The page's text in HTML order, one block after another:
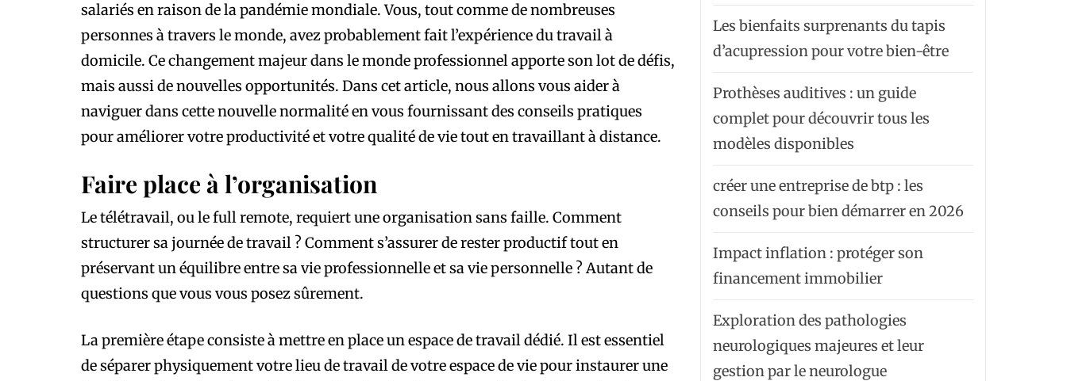
salariés en raison de la pandémie mondiale. Vous, tout comme de nombreuses
personnes à travers le monde, avez probablement fait l’expérience du travail à
domicile. Ce changement majeur dans le monde professionnel apporte son lot de défis,
mais aussi de nouvelles opportunités. Dans cet article, nous allons vous aider à
naviguer dans cette nouvelle normalité en vous fournissant des conseils pratiques
pour améliorer votre productivité et votre qualité de vie tout en travaillant à distance.
Faire place à l’organisation
Le télétravail, ou le full remote, requiert une organisation sans faille. Comment
structurer sa journée de travail ? Comment s’assurer de rester productif tout en
préservant un équilibre entre sa vie professionnelle et sa vie personnelle ? Autant de
questions que vous vous posez sûrement.
La première étape consiste à mettre en place un espace de travail dédié. Il est essentiel
de séparer physiquement votre lieu de travail de votre espace de vie pour instaurer une
Les bienfaits surprenants du tapis
d’acupression pour votre bien-être
Prothèses auditives : un guide
complet pour découvrir tous les
modèles disponibles
créer une entreprise de btp : les
conseils pour bien démarrer en 2026
Impact inflation : protéger son
financement immobilier
Exploration des pathologies
neurologiques majeures et leur
gestion par le neurologue